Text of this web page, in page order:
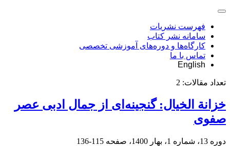
فهرست نشریات
سامانه نشر کتاب
کارگاه‌ها و دوره‌های آموزشی تخصصی
تماس با ما
English
تعداد مقالات: 2
خزانة الخیال: گنجینه‌‏ای از جمال ادبی عصر
صفوی
دوره 13، شماره 1، بهار 1400، صفحه 115-136